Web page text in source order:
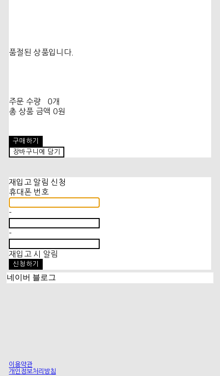
품절된 상품입니다.
주문 수량
0개
총 상품 금액 0원
구매하기
장바구니에 담기
재입고 알림 신청
휴대폰 번호
-
-
재입고 시 알림
신청하기
네이버 블로그
이용약관
개인정보처리방침